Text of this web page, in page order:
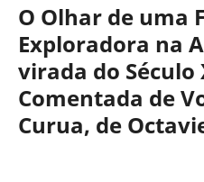
O Olhar de uma
Exploradora na
virada do Século
Comentada de
Curua, de